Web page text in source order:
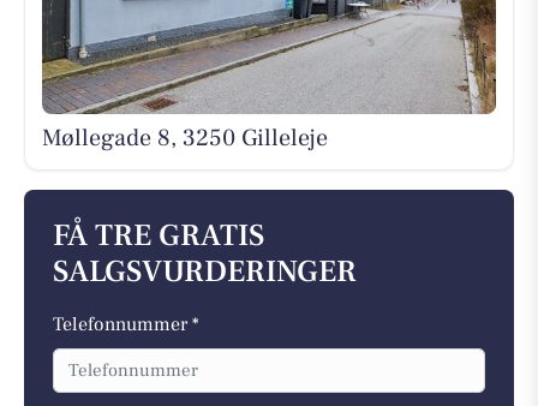
Møllegade 8, 3250 Gilleleje
FÅ TRE GRATIS
SALGSVURDERINGER
Telefonnummer *